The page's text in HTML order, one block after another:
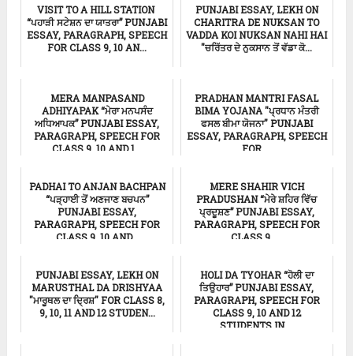
VISIT TO A HILL STATION
“ਪਹਾੜੀ ਸਟੇਸ਼ਨ ਦਾ ਯਾਤਰਾ” PUNJABI
ESSAY, PARAGRAPH, SPEECH
FOR CLASS 9, 10 AN...
PUNJABI ESSAY, LEKH ON
CHARITRA DE NUKSAN TO
VADDA KOI NUKSAN NAHI HAI
"ਚਰਿੱਤਰ ਦੇ ਨੁਕਸਾਨ ਤੋਂ ਵੱਡਾ ਕੋ...
MERA MANPASAND
ADHIYAPAK “ਮੇਰਾ ਮਨਪਸੰਦ
ਅਧਿਆਪਕ” PUNJABI ESSAY,
PARAGRAPH, SPEECH FOR
CLASS 9, 10 AND 1...
PRADHAN MANTRI FASAL
BIMA YOJANA "ਪ੍ਰਧਾਨ ਮੰਤਰੀ
ਫਸਲ ਬੀਮਾ ਯੋਜਨਾ" PUNJABI
ESSAY, PARAGRAPH, SPEECH
FOR ...
PADHAI TO ANJAN BACHPAN
“ਪੜ੍ਹਾਈ ਤੋਂ ਅਣਜਾਣ ਬਚਪਨ”
PUNJABI ESSAY,
PARAGRAPH, SPEECH FOR
CLASS 9, 10 AND...
MERE SHAHIR VICH
PRADUSHAN “ਮੇਰੇ ਸ਼ਹਿਰ ਵਿੱਚ
ਪ੍ਰਦੂਸ਼ਣ” PUNJABI ESSAY,
PARAGRAPH, SPEECH FOR
CLASS 9, ...
PUNJABI ESSAY, LEKH ON
MARUSTHAL DA DRISHYAA
"ਮਾਰੂਥਲ ਦਾ ਦ੍ਰਿਸ਼" FOR CLASS 8,
9, 10, 11 AND 12 STUDEN...
HOLI DA TYOHAR “ਹੋਲੀ ਦਾ
ਤਿਉਹਾਰ” PUNJABI ESSAY,
PARAGRAPH, SPEECH FOR
CLASS 9, 10 AND 12
STUDENTS IN ...